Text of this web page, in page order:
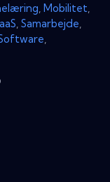
Mobilitet
Samarbejde